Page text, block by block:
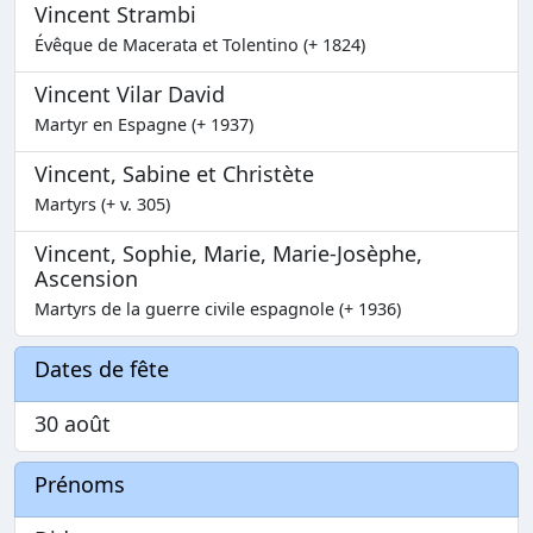
Vincent Strambi
Évêque de Macerata et Tolentino (+ 1824)
Vincent Vilar David
Martyr en Espagne (+ 1937)
Vincent, Sabine et Christète
Martyrs (+ v. 305)
Vincent, Sophie, Marie, Marie-Josèphe,
Ascension
Martyrs de la guerre civile espagnole (+ 1936)
Dates de fête
30 août
Prénoms